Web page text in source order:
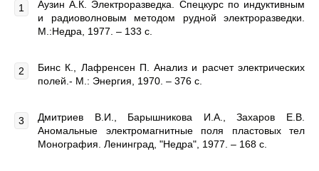
Аузин А.К. Электроразведка. Спецкурс по индуктивным
и радиоволновым методом рудной электроразведки.
М.:Недра, 1977. – 133 с.
Бинс К., Лафренсен П. Анализ и расчет электрических
полей.- М.: Энергия, 1970. – 376 с.
Дмитриев В.И., Барышникова И.А., Захаров Е.В.
Аномальные электромагнитные поля пластовых тел
Монография. Ленинград, "Недра", 1977. – 168 с.